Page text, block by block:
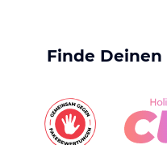
Finde